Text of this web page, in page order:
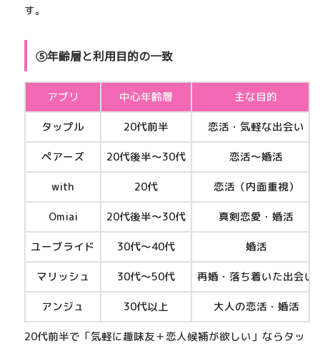
す。
⑤年齢層と利用目的の一致
アプリ 中心年齢層
主な目的
タップル
20代前半
恋活・気軽な出会い
ペアーズ
20代後半〜30代
恋活〜婚活
with
20代
恋活（内面重視）
Omiai
20代後半〜30代
真剣恋愛・婚活
ユーブライド
30代〜40代
婚活
マリッシュ
30代〜50代
再婚・落ち着いた出会い
アンジュ
30代以上
大人の恋活・婚活
20代前半で「気軽に趣味友＋恋人候補が欲しい」ならタッ